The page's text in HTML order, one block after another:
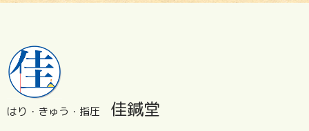
はり・きゅう・指圧 佳鍼堂